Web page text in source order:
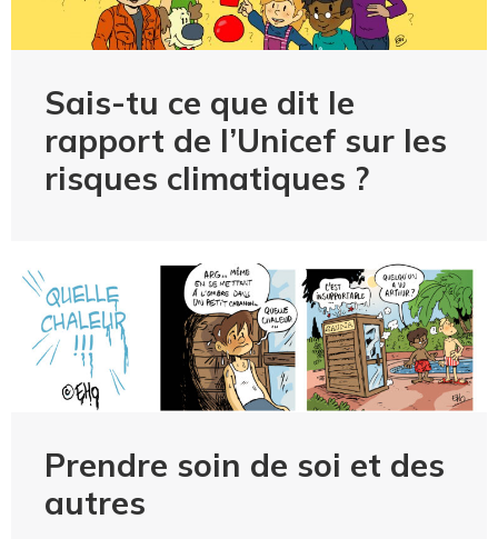
Sais-tu ce que dit le
rapport de l’Unicef sur les
risques climatiques ?
Prendre soin de soi et des
autres